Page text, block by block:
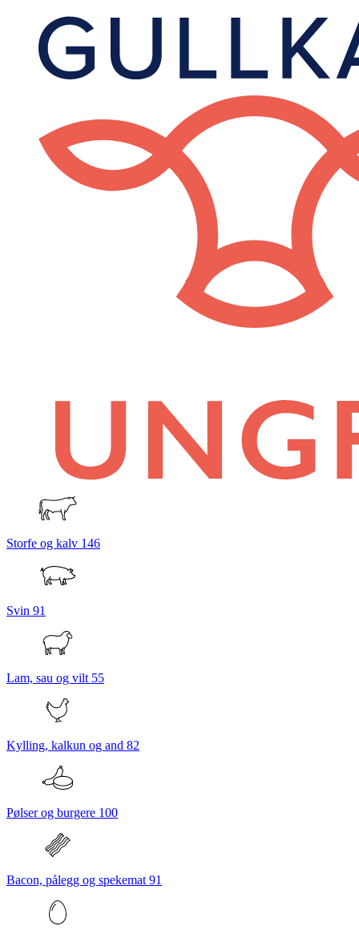
Storfe og kalv 146
Svin 91
Lam, sau og vilt 55
Kylling, kalkun og and 82
Pølser og burgere 100
Bacon, pålegg og spekemat 91